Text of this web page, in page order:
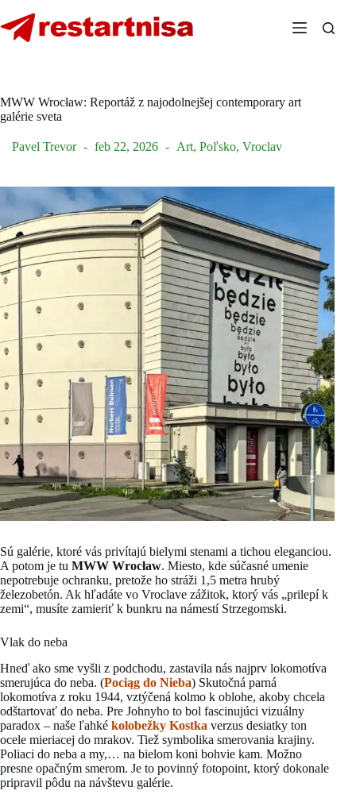
to
content
MWW Wrocław: Reportáž z najodolnejšej contemporary art
galérie sveta
Pavel Trevor feb 22, 2026 Art, Poľsko, Vroclav
Sú galérie, ktoré vás privítajú bielymi stenami a tichou eleganciou.
A potom je tu MWW Wrocław. Miesto, kde súčasné umenie
nepotrebuje ochranku, pretože ho stráži 1,5 metra hrubý
železobetón. Ak hľadáte vo Vroclave zážitok, ktorý vás „prilepí k
zemi“, musíte zamieriť k bunkru na námestí Strzegomski.
Vlak do neba
Hneď ako sme vyšli z podchodu, zastavila nás najprv lokomotíva
smerujúca do neba. (Pociąg do Nieba) Skutočná parná
lokomotíva z roku 1944, vztýčená kolmo k oblohe, akoby chcela
odštartovať do neba. Pre Johnyho to bol fascinujúci vizuálny
paradox – naše ľahké kolobežky Kostka verzus desiatky ton
ocele mieriacej do mrakov. Tiež symbolika smerovania krajiny.
Poliaci do neba a my,… na bielom koni bohvie kam. Možno
presne opačným smerom. Je to povinný fotopoint, ktorý dokonale
pripravil pôdu na návštevu galérie.